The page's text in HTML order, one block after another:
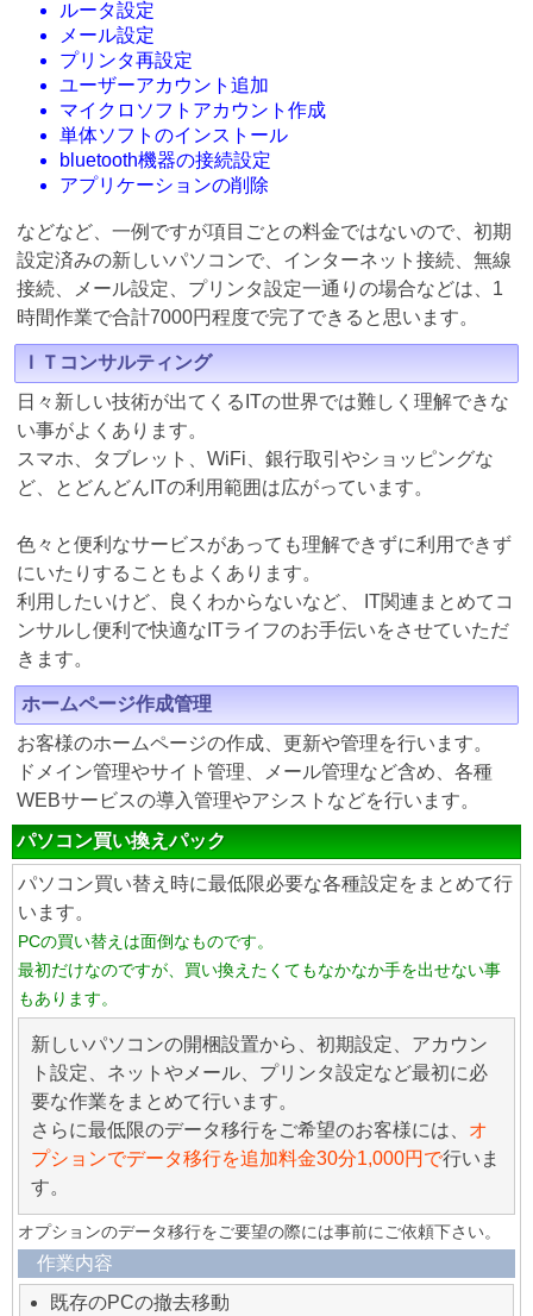
ルータ設定
メール設定
プリンタ再設定
ユーザーアカウント追加
マイクロソフトアカウント作成
単体ソフトのインストール
bluetooth機器の接続設定
アプリケーションの削除
などなど、一例ですが項目ごとの料金ではないので、初期
設定済みの新しいパソコンで、インターネット接続、無線
接続、メール設定、プリンタ設定一通りの場合などは、1
時間作業で合計7000円程度で完了できると思います。
ＩＴコンサルティング
日々新しい技術が出てくるITの世界では難しく理解できな
い事がよくあります。
スマホ、タブレット、WiFi、銀行取引やショッピングな
ど、とどんどんITの利用範囲は広がっています。
色々と便利なサービスがあっても理解できずに利用できず
にいたりすることもよくあります。
利用したいけど、良くわからないなど、 IT関連まとめてコ
ンサルし便利で快適なITライフのお手伝いをさせていただ
きます。
ホームページ作成管理
お客様のホームページの作成、更新や管理を行います。
ドメイン管理やサイト管理、メール管理など含め、各種
WEBサービスの導入管理やアシストなどを行います。
パソコン買い換えパック
パソコン買い替え時に最低限必要な各種設定をまとめて行
います。
PCの買い替えは面倒なものです。
最初だけなのですが、買い換えたくてもなかなか手を出せない事
もあります。
新しいパソコンの開梱設置から、初期設定、アカウン
ト設定、ネットやメール、プリンタ設定など最初に必
要な作業をまとめて行います。
さらに最低限のデータ移行をご希望のお客様には、 オ
プションでデータ移行を追加料金30分1,000円で行いま
す。
オプションのデータ移行をご要望の際には事前にご依頼下さい。
作業内容
既存のPCの撤去移動